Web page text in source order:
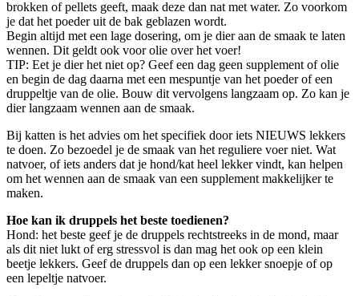
brokken of pellets geeft, maak deze dan nat met water. Zo voorkom
je dat het poeder uit de bak geblazen wordt.
Begin altijd met een lage dosering, om je dier aan de smaak te laten
wennen. Dit geldt ook voor olie over het voer!
TIP: Eet je dier het niet op? Geef een dag geen supplement of olie
en begin de dag daarna met een mespuntje van het poeder of een
druppeltje van de olie. Bouw dit vervolgens langzaam op. Zo kan je
dier langzaam wennen aan de smaak.
Bij katten is het advies om het specifiek door iets NIEUWS lekkers
te doen. Zo bezoedel je de smaak van het reguliere voer niet. Wat
natvoer, of iets anders dat je hond/kat heel lekker vindt, kan helpen
om het wennen aan de smaak van een supplement makkelijker te
maken.
Hoe kan ik druppels het beste toedienen?
Hond: het beste geef je de druppels rechtstreeks in de mond, maar
als dit niet lukt of erg stressvol is dan mag het ook op een klein
beetje lekkers. Geef de druppels dan op een lekker snoepje of op
een lepeltje natvoer.